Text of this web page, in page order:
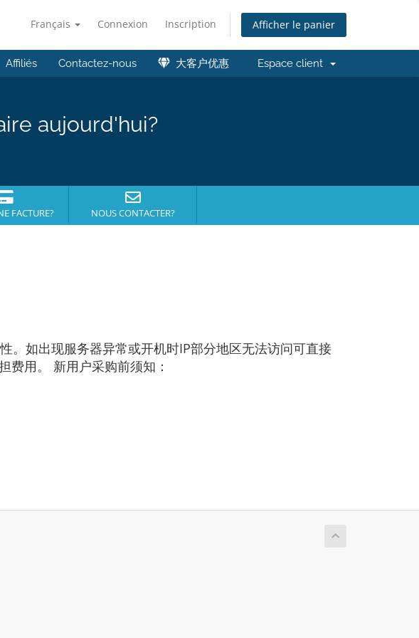
Français Connexion Inscription Afficher le panier
Affiliés Contactez-nous 大客户优惠 Espace client
aujourd'hui?
FACTURE? NOUS CONTACTER?
。如出现服务器异常或开机时IP部分地区无法访问可直接
费用。 新用户采购前须知：